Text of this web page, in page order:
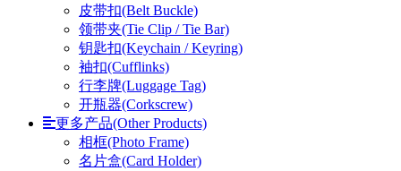
皮带扣(Belt Buckle)
领带夹(Tie Clip / Tie Bar)
钥匙扣(Keychain / Keyring)
袖扣(Cufflinks)
行李牌(Luggage Tag)
开瓶器(Corkscrew)
更多产品(Other Products)
相框(Photo Frame)
名片盒(Card Holder)